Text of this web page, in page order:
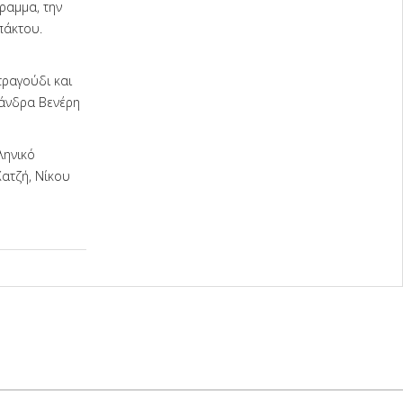
την
και
Βενέρη
Νίκου